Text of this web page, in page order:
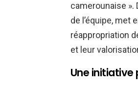
camerounaise ».
de l’équipe, met
réappropriation
et leur
Une